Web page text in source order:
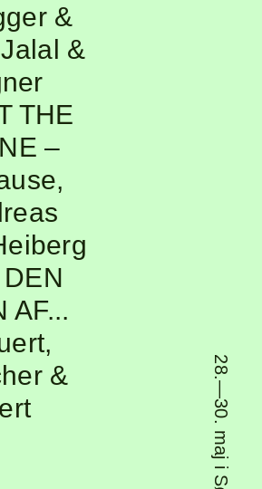
&
&
THE
–
,
DEN
AF...
,
&